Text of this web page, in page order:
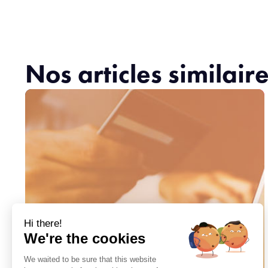
Nos articles
Hi there!
We're the cookies
We waited to be sure that this website